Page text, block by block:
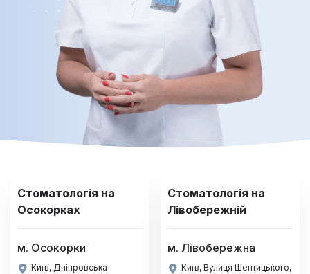
Стоматологія на
Осокорках
м. Осокорки
Київ, Дніпровська
Стоматологія на
Лівобережній
м. Лівобережна
Київ, Вулиця Шептицького,